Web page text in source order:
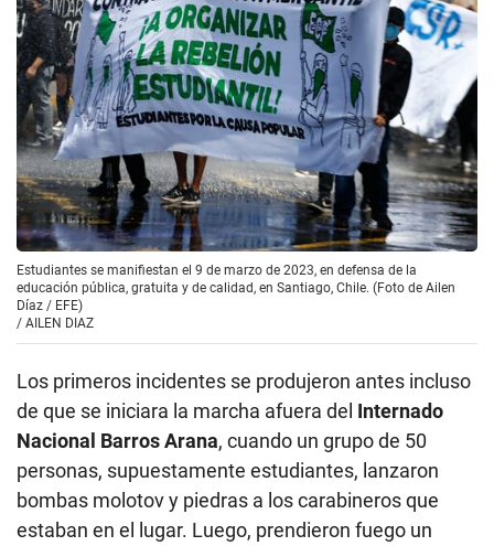
Estudiantes se manifiestan el 9 de marzo de 2023, en defensa de la
educación pública, gratuita y de calidad, en Santiago, Chile. (Foto de Ailen
Díaz / EFE)
/ AILEN DIAZ
Los primeros incidentes se produjeron antes incluso
de que se iniciara la marcha afuera del Internado
Nacional Barros Arana, cuando un grupo de 50
personas, supuestamente estudiantes, lanzaron
bombas molotov y piedras a los carabineros que
estaban en el lugar. Luego, prendieron fuego un